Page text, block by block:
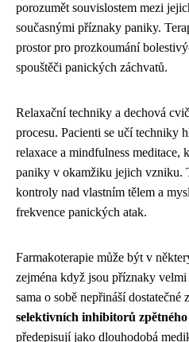
porozumět souvislostem mezi
současnými příznaky paniky.
prostor pro prozkoumání
spouštěči panických záchvatů.
Relaxační techniky a dechová
procesu. Pacienti se učí techniky
relaxace a mindfulness
paniky v okamžiku jejich vzniku.
kontroly nad vlastním tělem a
frekvence panických atak.
Farmakoterapie může být v
zejména když jsou příznaky
sama o sobě nepřináší dostatečné
selektivních inhibitorů
předepisují jako dlouhodobá